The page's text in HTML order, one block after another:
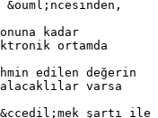
kadar
ortamda
edilen değerin
varsa
şartı ile